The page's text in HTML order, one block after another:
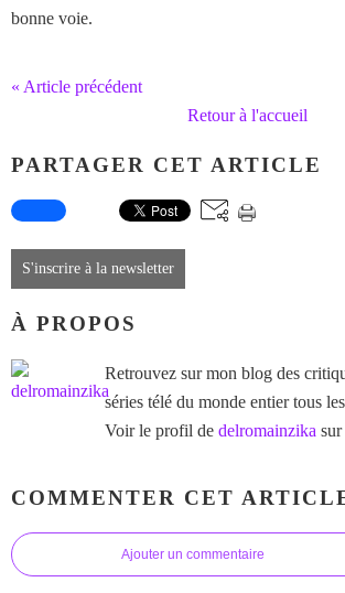
bonne voie.
« Article précédent
Retour à l'accueil
PARTAGER CET ARTICLE
S'inscrire à la newsletter
À PROPOS
Retrouvez sur mon blog des
séries télé du monde entier tous
Voir le profil de delromainzika
COMMENTER CET
Ajouter un commentaire